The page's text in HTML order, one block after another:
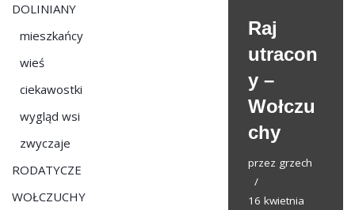
DOLINIANY
mieszkańcy
wieś
ciekawostki
wygląd wsi
zwyczaje
RODATYCZE
WOŁCZUCHY
Raj
utracon
y –
Wołczu
chy
przez grzech
16 kwietnia